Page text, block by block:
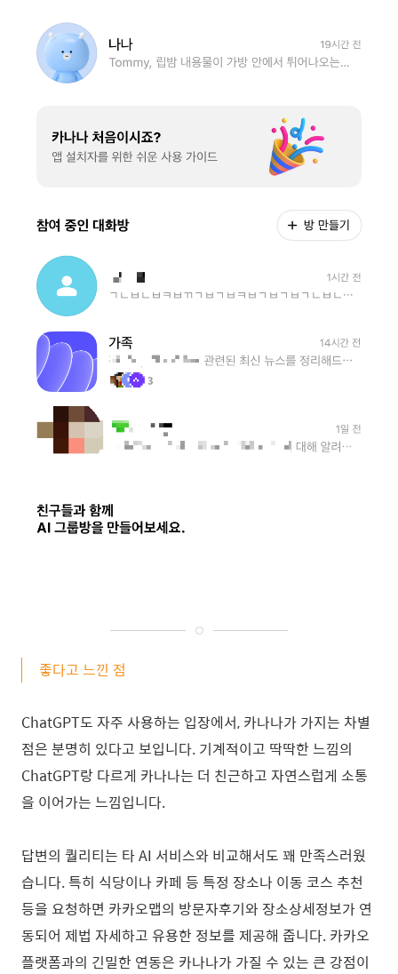
좋다고 느낀 점
ChatGPT도 자주 사용하는 입장에서, 카나나가 가지는 차별
점은 분명히 있다고 보입니다. 기계적이고 딱딱한 느낌의
ChatGPT랑 다르게 카나나는 더 친근하고 자연스럽게 소통
을 이어가는 느낌입니다.
답변의 퀄리티는 타 AI 서비스와 비교해서도 꽤 만족스러웠
습니다. 특히 식당이나 카페 등 특정 장소나 이동 코스 추천
등을 요청하면 카카오맵의 방문자후기와 장소상세정보가 연
동되어 제법 자세하고 유용한 정보를 제공해 줍니다. 카카오
플랫폼과의 긴밀한 연동은 카나나가 가질 수 있는 큰 강점이